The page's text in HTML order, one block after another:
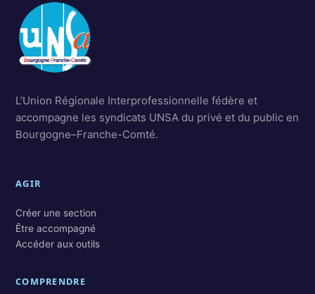
L’Union Régionale Interprofessionnelle fédère et
accompagne les syndicats UNSA du privé et du public en
Bourgogne–Franche-Comté.
AGIR
Créer une section
Être accompagné
Accéder aux outils
COMPRENDRE